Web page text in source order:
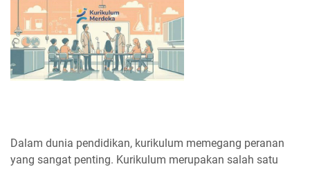
Dalam dunia pendidikan, kurikulum memegang peranan
yang sangat penting. Kurikulum merupakan salah satu